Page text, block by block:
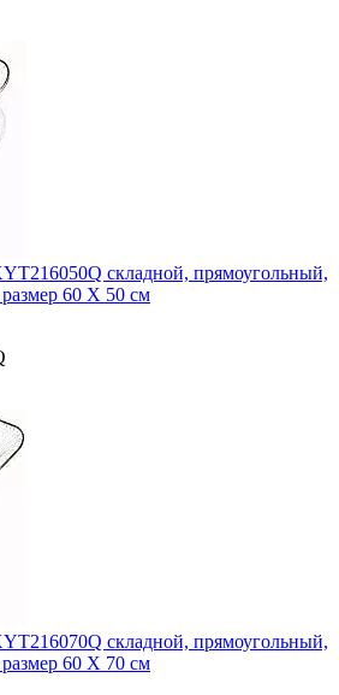
складной, прямоугольный,
60 Х 50 см
складной, прямоугольный,
60 Х 70 см